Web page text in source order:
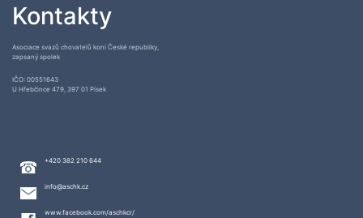
Kontakty
Asociace svazů chovatelů koní České republiky,
zapsaný spolek
IČO: 00551643
U Hřebčince 479, 397 01 Písek
+420 382 210 644
info@aschk.cz
www.facebook.com/aschkcr/